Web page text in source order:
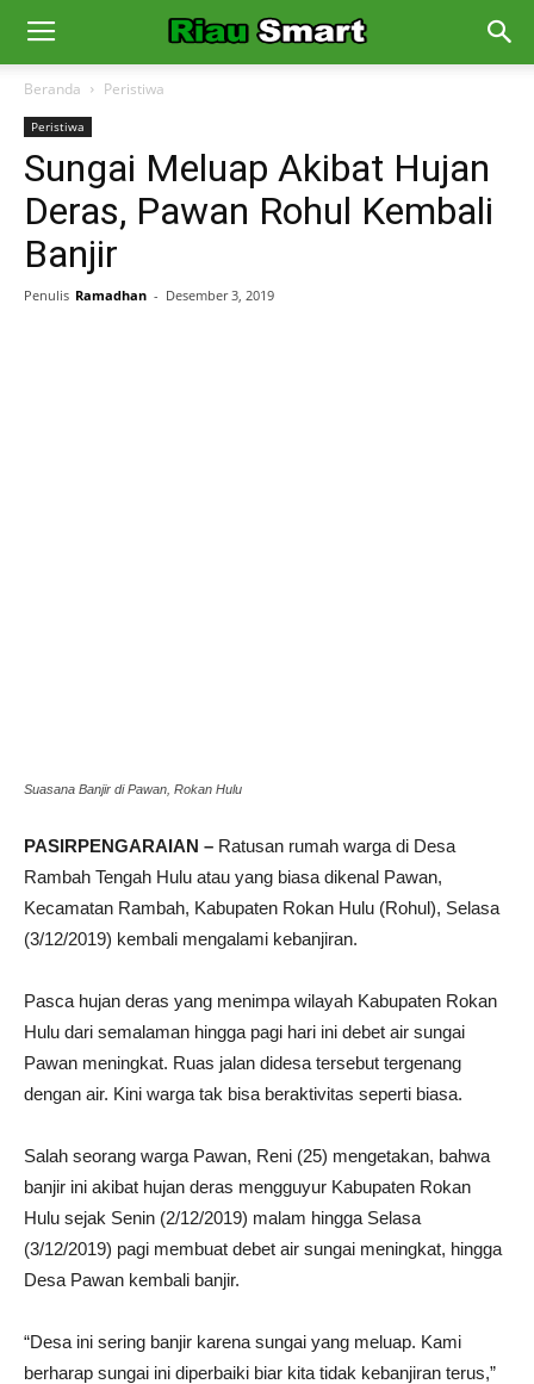
Beranda Peristiwa
Peristiwa
Sungai Meluap Akibat Hujan
Deras, Pawan Rohul Kembali
Banjir
Penulis Ramadhan - Desember 3, 2019
Suasana Banjir di Pawan, Rokan Hulu
PASIRPENGARAIAN – Ratusan rumah warga di Desa
Rambah Tengah Hulu atau yang biasa dikenal Pawan,
Kecamatan Rambah, Kabupaten Rokan Hulu (Rohul), Selasa
(3/12/2019) kembali mengalami kebanjiran.
Pasca hujan deras yang menimpa wilayah Kabupaten Rokan
Hulu dari semalaman hingga pagi hari ini debet air sungai
Pawan meningkat. Ruas jalan didesa tersebut tergenang
dengan air. Kini warga tak bisa beraktivitas seperti biasa.
Salah seorang warga Pawan, Reni (25) mengetakan, bahwa
banjir ini akibat hujan deras mengguyur Kabupaten Rokan
Hulu sejak Senin (2/12/2019) malam hingga Selasa
(3/12/2019) pagi membuat debet air sungai meningkat, hingga
Desa Pawan kembali banjir.
“Desa ini sering banjir karena sungai yang meluap. Kami
berharap sungai ini diperbaiki biar kita tidak kebanjiran terus,”